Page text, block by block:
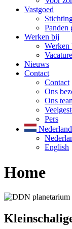
Vastgoed
Panden
Werken bij
Nieuws
Contact
Contact
Ons
Ons
Pers
English
Home